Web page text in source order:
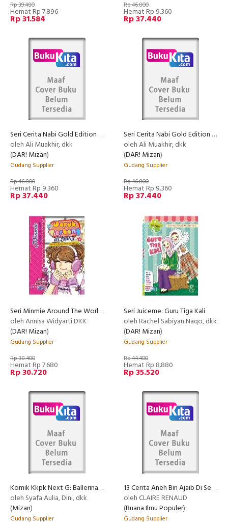
Rp 39.480
Hemat Rp 7.896
Rp 31.584
Rp 46.800
Hemat Rp 9.360
Rp 37.440
Seri Cerita Nabi Gold Edition (Scn Ge): Mencari Tuhan Dan 5 Cerita
oleh Ali Muakhir, dkk
(DAR! Mizan)
Gudang Supplier
Rp 46.800
Hemat Rp 9.360
Rp 37.440
Seri Cerita Nabi Gold Edition (Scn Ge): Bayi Yang Bisa Bicara Dan 5 Cerita
oleh Ali Muakhir, dkk
(DAR! Mizan)
Gudang Supplier
Rp 46.800
Hemat Rp 9.360
Rp 37.440
Seri Minmie Around The World : Jeruk Terbang Di Italia Dan 10 Cerita Menarik Lainnya
oleh Annisa Widyarti DKK
(DAR! Mizan)
Gudang Supplier
Rp 38.400
Hemat Rp 7.680
Rp 30.720
Seri Juiceme: Guru Tiga Kali
oleh Rachel Sabiyan Naqo, dkk
(DAR! Mizan)
Gudang Supplier
Rp 44.400
Hemat Rp 8.880
Rp 35.520
Komik Kkpk Next G: Ballerina Contest 2
oleh Syafa Aulia, Dini, dkk
(Mizan)
Gudang Supplier
13 Cerita Aneh Bin Ajaib Di Sekolah
oleh CLAIRE RENAUD
(Buana Ilmu Populer)
Gudang Supplier